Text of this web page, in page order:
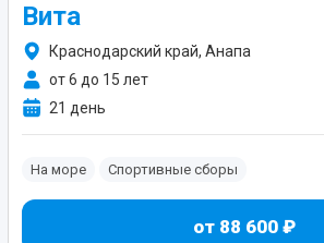
Вита
Краснодарский край, Анапа
от 6 до 15 лет
21 день
На море Спортивные сборы
от 88 600 ₽